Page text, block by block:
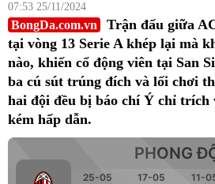
07:53 25/11/2024
BongDa.com.vn
Trận đấu giữa
tại vòng 13 Serie A khép lại mà
nào, khiến cổ động viên tại San
ba cú sút trúng đích và lối chơi
hai đội đều bị báo chí Ý chỉ
kém hấp dẫn.
PHONG
25-05 17-05 11-